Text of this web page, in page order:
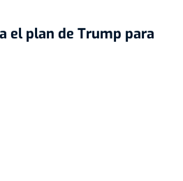
el plan de Trump para